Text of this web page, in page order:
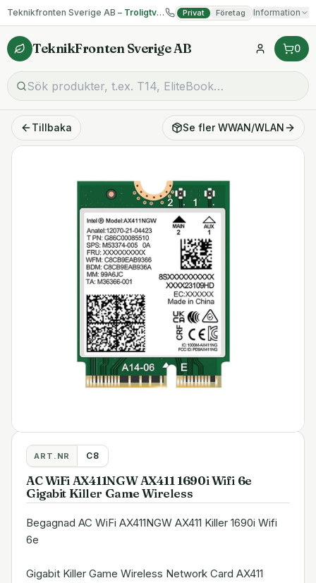
Teknikfronten Sverige AB – Troligtvis billigast på begagnad IT! Privat Företag Information
TeknikFronten Sverige AB 0
Tillbaka Se flerWWAN/WLAN
ART.NR C8
AC WiFi AX411NGW AX411 1690i Wifi 6e
Gigabit Killer Game Wireless
Begagnad AC WiFi AX411NGW AX411 Killer 1690i Wifi
6e
Gigabit Killer Game Wireless Network Card AX411